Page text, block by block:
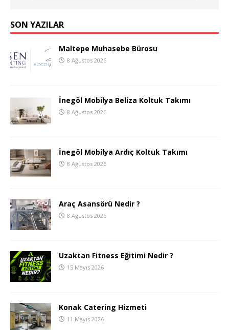
SON YAZILAR
Maltepe Muhasebe Bürosu
8 Ağustos 2026
İnegöl Mobilya Beliza Koltuk Takımı
8 Ağustos 2026
İnegöl Mobilya Ardıç Koltuk Takımı
8 Ağustos 2026
Araç Asansörü Nedir ?
8 Ağustos 2026
Uzaktan Fitness Eğitimi Nedir ?
15 Mayıs 2026
Konak Catering Hizmeti
11 Mayıs 2026